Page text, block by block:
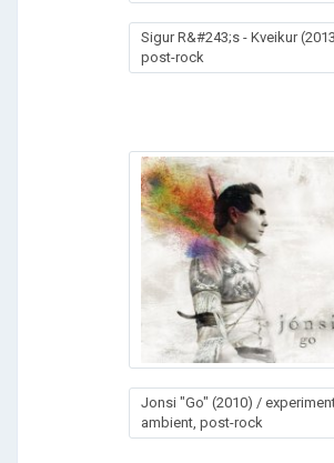
Sigur R&#243;s - Kveikur
post-rock
Jonsi "Go" (2010) /
ambient, post-rock